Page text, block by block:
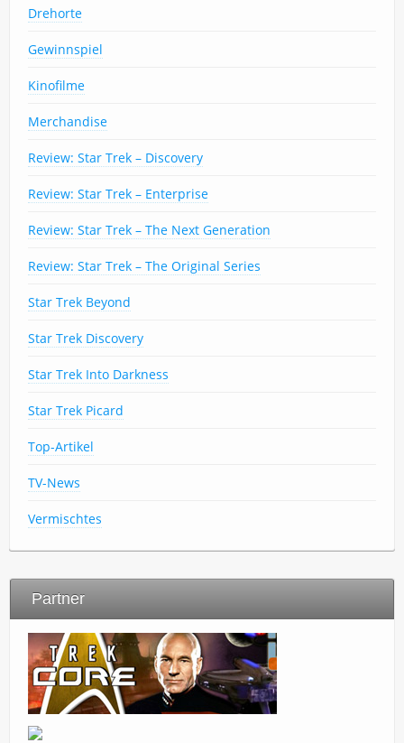
Drehorte
Gewinnspiel
Kinofilme
Merchandise
Review: Star Trek – Discovery
Review: Star Trek – Enterprise
Review: Star Trek – The Next Generation
Review: Star Trek – The Original Series
Star Trek Beyond
Star Trek Discovery
Star Trek Into Darkness
Star Trek Picard
Top-Artikel
TV-News
Vermischtes
Partner